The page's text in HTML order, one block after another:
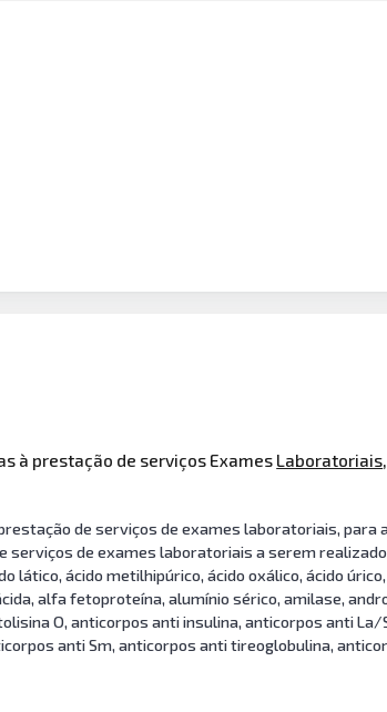
à prestação de serviços Exames Laboratoriais
de serviços de exames laboratoriais, para
serviços de exames laboratoriais a serem
lático, ácido metilhipúrico, ácido oxálico, ácido
alfa fetoproteína, alumínio sérico, amilase,
O, anticorpos anti insulina, anticorpos anti La/
anti Sm, anticorpos anti tireoglobulina,